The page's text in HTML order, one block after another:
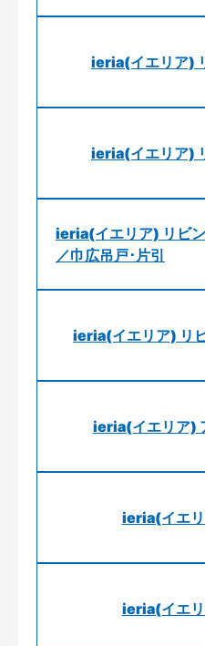
ieria(イエリア)
ieria(イエリア)
ieria(イエリア) リビ
／巾広吊戸･片引
ieria(イエリア) リ
ieria(イエリア)
ieria(イエ
ieria(イエ